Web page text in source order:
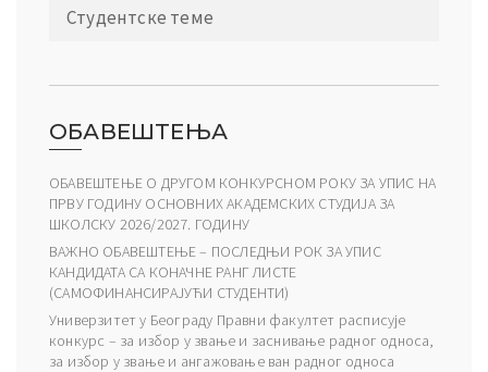
Студентске теме
ОБАВЕШТЕЊА
ОБАВЕШТЕЊЕ О ДРУГОМ КОНКУРСНОМ РОКУ ЗА УПИС НА
ПРВУ ГОДИНУ ОСНОВНИХ АКАДЕМСКИХ СТУДИЈА ЗА
ШКОЛСКУ 2026/2027. ГОДИНУ
ВАЖНО ОБАВЕШТЕЊЕ – ПОСЛЕДЊИ РОК ЗА УПИС
КАНДИДАТА СА КОНАЧНЕ РАНГ ЛИСТЕ
(САМОФИНАНСИРАЈУЋИ СТУДЕНТИ)
Универзитет у Београду Правни факултет расписује
конкурс – за избор у звање и заснивање радног односа,
за избор у звање и ангажовање ван радног односа